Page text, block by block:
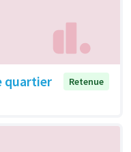
quartier
Retenue